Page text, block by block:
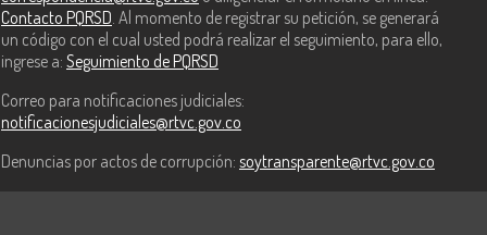
Contacto PQRSD . Al momento de registrar su petición, se generará
un código con el cual usted podrá realizar el seguimiento, para ello,
ingrese a: Seguimiento de PQRSD
Correo para notificaciones judiciales:
notificacionesjudiciales@rtvc.gov.co
Denuncias por actos de corrupción: soytransparente@rtvc.gov.co